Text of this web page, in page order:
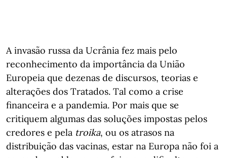
A invasão russa da Ucrânia fez mais pelo
reconhecimento da importância da União
Europeia que dezenas de discursos, teorias e
alterações dos Tratados. Tal como a crise
financeira e a pandemia. Por mais que se
critiquem algumas das soluções impostas pelos
credores e pela troika, ou os atrasos na
distribuição das vacinas, estar na Europa não foi a